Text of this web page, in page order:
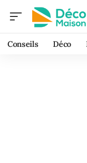
Conseils Déco